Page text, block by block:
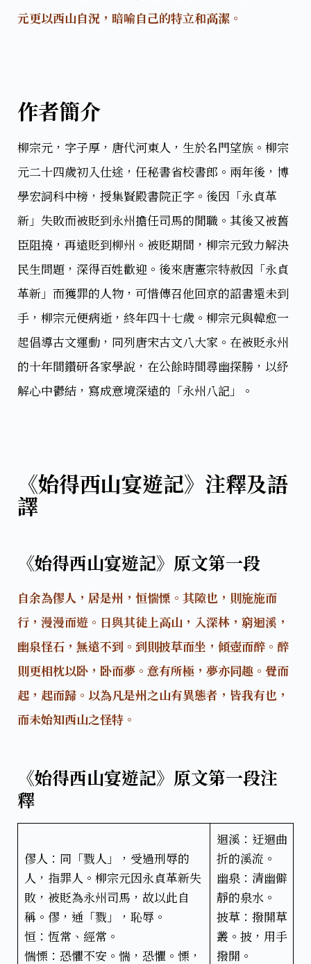
元更以西山自況，暗喻自己的特立和高潔。
作者簡介
柳宗元，字子厚，唐代河東人，生於名門望族。柳宗
元二十四歲初入仕途，任秘書省校書郎。兩年後，博
學宏詞科中榜，授集賢殿書院正字。後因「永貞革
新」失敗而被貶到永州擔任司馬的閒職。其後又被舊
臣阻撓，再遠貶到柳州。被貶期間，柳宗元致力解決
民生問題，深得百姓歡迎。後來唐憲宗特赦因「永貞
革新」而獲罪的人物，可惜傳召他回京的詔書還未到
手，柳宗元便病逝，終年四十七歲。柳宗元與韓愈一
起倡導古文運動，同列唐宋古文八大家。在被貶永州
的十年間鑽研各家學說，在公餘時間尋幽探勝，以紓
解心中鬱結，寫成意境深遠的「永州八記」。
《始得西山宴遊記》注釋及語
譯
《始得西山宴遊記》原文第一段
自余為僇人，居是州，恒惴慄。其隙也，則施施而
行，漫漫而遊。日與其徒上高山，入深林，窮迴溪，
幽泉怪石，無遠不到。到則披草而坐，傾壺而醉。醉
則更相枕以卧，卧而夢。意有所極，夢亦同趣。覺而
起，起而歸。以為凡是州之山有異態者，皆我有也，
而未始知西山之怪特。
《始得西山宴遊記》原文第一段注
釋
僇人：同「戮人」，受過刑辱的
人，指罪人。柳宗元因永貞革新失
敗，被貶為永州司馬，故以此自
稱。僇，通「戮」，恥辱。
恒：恆常、經常。
惴慄：恐懼不安。惴，恐懼。慄，
迴溪：迂迴曲
折的溪流。
幽泉：清幽僻
靜的泉水。
披草：撥開草
叢。披，用手
撥開。